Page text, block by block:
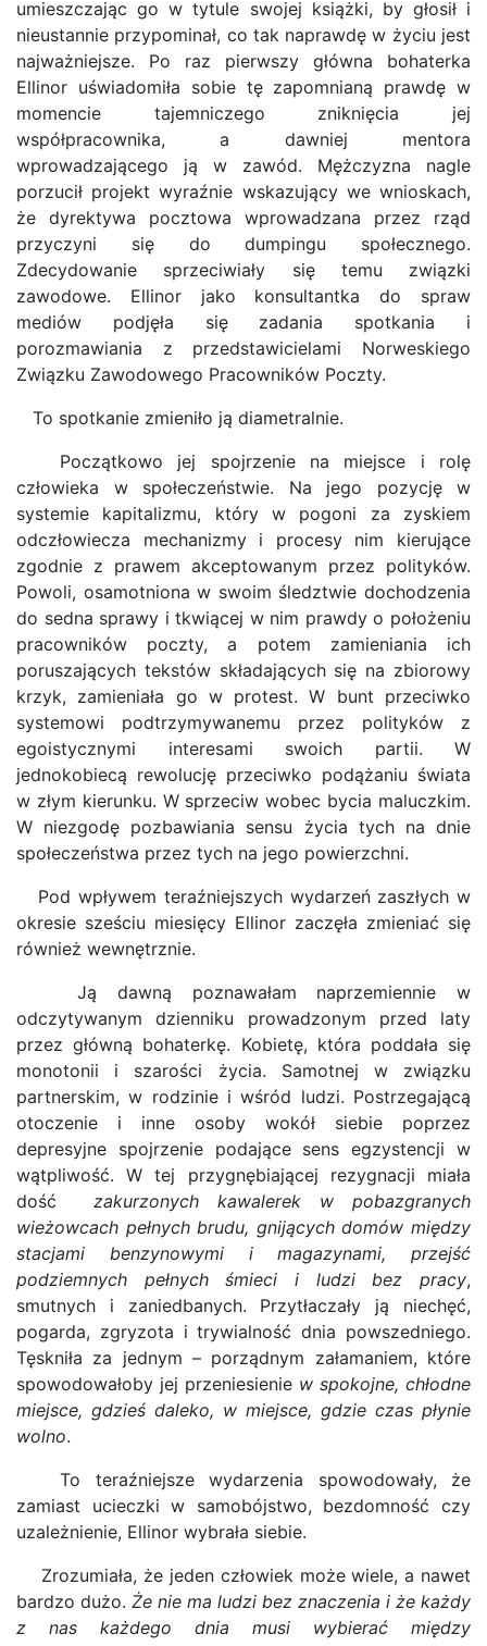
umieszczając go w tytule swojej książki, by głosił i
nieustannie przypominał, co tak naprawdę w życiu jest
najważniejsze. Po raz pierwszy główna bohaterka
Ellinor uświadomiła sobie tę zapomnianą prawdę w
momencie tajemniczego zniknięcia jej
współpracownika, a dawniej mentora
wprowadzającego ją w zawód. Mężczyzna nagle
porzucił projekt wyraźnie wskazujący we wnioskach,
że dyrektywa pocztowa wprowadzana przez rząd
przyczyni się do dumpingu społecznego.
Zdecydowanie sprzeciwiały się temu związki
zawodowe. Ellinor jako konsultantka do spraw
mediów podjęła się zadania spotkania i
porozmawiania z przedstawicielami Norweskiego
Związku Zawodowego Pracowników Poczty.
To spotkanie zmieniło ją diametralnie.
Początkowo jej spojrzenie na miejsce i rolę
człowieka w społeczeństwie. Na jego pozycję w
systemie kapitalizmu, który w pogoni za zyskiem
odczłowiecza mechanizmy i procesy nim kierujące
zgodnie z prawem akceptowanym przez polityków.
Powoli, osamotniona w swoim śledztwie dochodzenia
do sedna sprawy i tkwiącej w nim prawdy o położeniu
pracowników poczty, a potem zamieniania ich
poruszających tekstów składających się na zbiorowy
krzyk, zamieniała go w protest. W bunt przeciwko
systemowi podtrzymywanemu przez polityków z
egoistycznymi interesami swoich partii. W
jednokobiecą rewolucję przeciwko podążaniu świata
w złym kierunku. W sprzeciw wobec bycia maluczkim.
W niezgodę pozbawiania sensu życia tych na dnie
społeczeństwa przez tych na jego powierzchni.
Pod wpływem teraźniejszych wydarzeń zaszłych w
okresie sześciu miesięcy Ellinor zaczęła zmieniać się
również wewnętrznie.
Ją dawną poznawałam naprzemiennie w
odczytywanym dzienniku prowadzonym przed laty
przez główną bohaterkę. Kobietę, która poddała się
monotonii i szarości życia. Samotnej w związku
partnerskim, w rodzinie i wśród ludzi. Postrzegającą
otoczenie i inne osoby wokół siebie poprzez
depresyjne spojrzenie podające sens egzystencji w
wątpliwość. W tej przygnębiającej rezygnacji miała
dość zakurzonych kawalerek w pobazgranych
wieżowcach pełnych brudu, gnijących domów między
stacjami benzynowymi i magazynami, przejść
podziemnych pełnych śmieci i ludzi bez pracy,
smutnych i zaniedbanych. Przytłaczały ją niechęć,
pogarda, zgryzota i trywialność dnia powszedniego.
Tęskniła za jednym – porządnym załamaniem, które
spowodowałoby jej przeniesienie w spokojne, chłodne
miejsce, gdzieś daleko, w miejsce, gdzie czas płynie
wolno.
To teraźniejsze wydarzenia spowodowały, że
zamiast ucieczki w samobójstwo, bezdomność czy
uzależnienie, Ellinor wybrała siebie.
Zrozumiała, że jeden człowiek może wiele, a nawet
bardzo dużo. Że nie ma ludzi bez znaczenia i że każdy
z nas każdego dnia musi wybierać między